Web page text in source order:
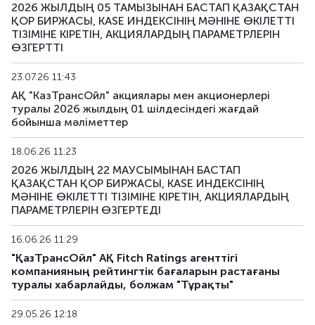
2026 ЖЫЛДЫҢ 05 ТАМЫЗЫНАН БАСТАП ҚАЗАҚСТАН
ҚОР БИРЖАСЫ, KASE ИНДЕКСІНІҢ МӘНІНЕ ӨКІЛЕТТІ
ТІЗІМІНЕ КІРЕТІН, АКЦИЯЛАРДЫҢ ПАРАМЕТРЛЕРІН
ӨЗГЕРТТІ
23.07.26 11:43
АҚ "КазТрансОйл" акциялары мен акционерлері
туралы 2026 жылдың 01 шілдесіндегі жағдай
бойынша мәліметтер
18.06.26 11:23
2026 ЖЫЛДЫҢ 22 МАУСЫМЫНАН БАСТАП
ҚАЗАҚСТАН ҚОР БИРЖАСЫ, KASE ИНДЕКСІНІҢ
МӘНІНЕ ӨКІЛЕТТІ ТІЗІМІНЕ КІРЕТІН, АКЦИЯЛАРДЫҢ
ПАРАМЕТРЛЕРІН ӨЗГЕРТЕДІ
16.06.26 11:29
"ҚазТрансОйл" АҚ Fitch Ratings агенттігі
компанияның рейтингтік бағаларын растағаны
туралы хабарлайды, болжам "Тұрақты"
29.05.26 12:18